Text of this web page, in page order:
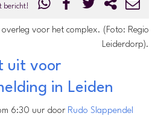
bericht!
voor het complex. (Foto: Regio
Leiderdorp).
uit voor
in Leiden
6:30 uur door Rudo Slappendel